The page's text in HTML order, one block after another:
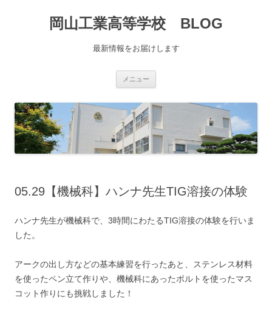
岡山工業高等学校 BLOG
最新情報をお届けします
メニュー
05.29【機械科】ハンナ先生TIG溶接の体験
ハンナ先生が機械科で、3時間にわたるTIG溶接の体験を行いま
した。
アークの出し方などの基本練習を行ったあと、ステンレス材料
を使ったペン立て作りや、機械科にあったボルトを使ったマス
コット作りにも挑戦しました！